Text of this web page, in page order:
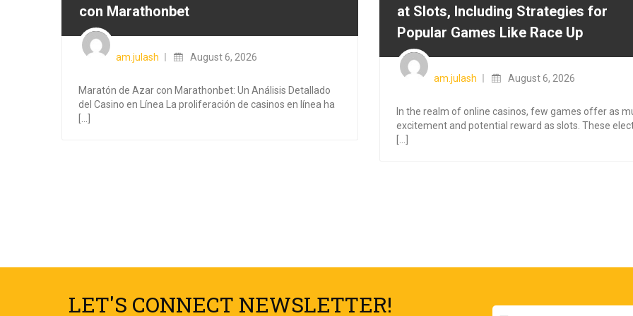
con Marathonbet
am.julash August 6, 2026
Maratón de Azar con Marathonbet: Un Análisis Detallado
del Casino en Línea La proliferación de casinos en línea ha
[...]
at Slots, Including Strategies for
Popular Games Like Race Up
am.julash August 6, 2026
In the realm of online casinos, few games offer as
excitement and potential reward as slots. These
[...]
LET'S CONNECT NEWSLETTER!